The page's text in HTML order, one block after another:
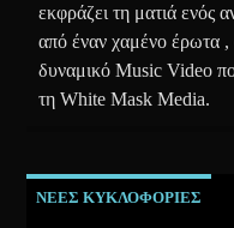
εκφράζει τη ματιά ενός
από έναν χαμένο έρωτα
δυναμικό Music Video
τη White Mask Media.
ΝΕΕΣ ΚΥΚΛΟΦΟΡΙΕΣ